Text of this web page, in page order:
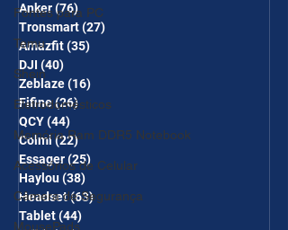
Fontes para PC
Temu
Shein
Eletrodomésticos
Memória Ram DDR5 Notebook
Acessórios de Celular
Câmera de Segurança
MousePads
Anker(76)76 posts
Tronsmart(27)
Amazfit(35)
DJI (40)
Zeblaze(16)
Fifine(26)26 posts
QCY(44)
Colmi (22)22 posts
Essager(25) 25 posts
Haylou(38)
Headset(63)63 posts
Tablet(44)